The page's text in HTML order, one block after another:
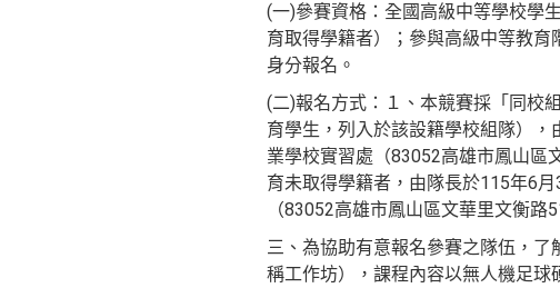
(一)參賽資格：全國高級中等學校學
育取得學籍者）；參與高級中等教
身分報名。
(二)報名方式：１、本競賽採「同校
育學生，列入於該設籍學校組隊）
業學校實習處（83052高雄市鳳山區
育未取得學籍者，由隊長於115年6
（83052高雄市鳳山區文華里文衡路
三、為協助有意報名參賽之隊伍，
稱工作坊），課程內容以無人機足球